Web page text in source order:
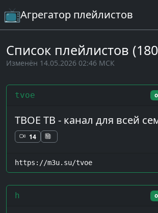
Агрегатор плейлистов
Список плейлистов
Изменён 14.05.2026 02:46 МСК
tvoe
ТВОЕ ТВ - канал для всей
14
https://m3u.su/tvoe
h